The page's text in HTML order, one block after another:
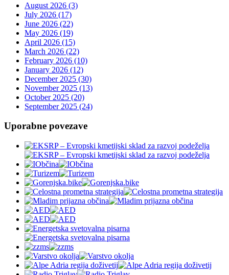
August 2026 (3)
July 2026 (17)
June 2026 (22)
May 2026 (19)
April 2026 (15)
March 2026 (22)
February 2026 (10)
January 2026 (12)
December 2025 (30)
November 2025 (13)
October 2025 (20)
September 2025 (24)
Uporabne povezave